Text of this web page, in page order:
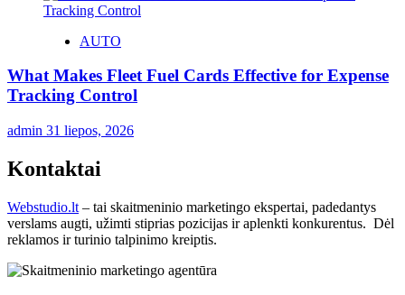
AUTO
What Makes Fleet Fuel Cards Effective for Expense
Tracking Control
admin 31 liepos, 2026
Kontaktai
Webstudio.lt – tai skaitmeninio marketingo ekspertai, padedantys
verslams augti, užimti stiprias pozicijas ir aplenkti konkurentus. Dėl
reklamos ir turinio talpinimo kreiptis.